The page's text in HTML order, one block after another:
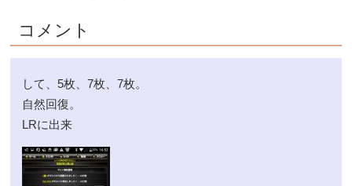
コメント
して、5枚、7枚、7枚。
自然回復。
LRに出来